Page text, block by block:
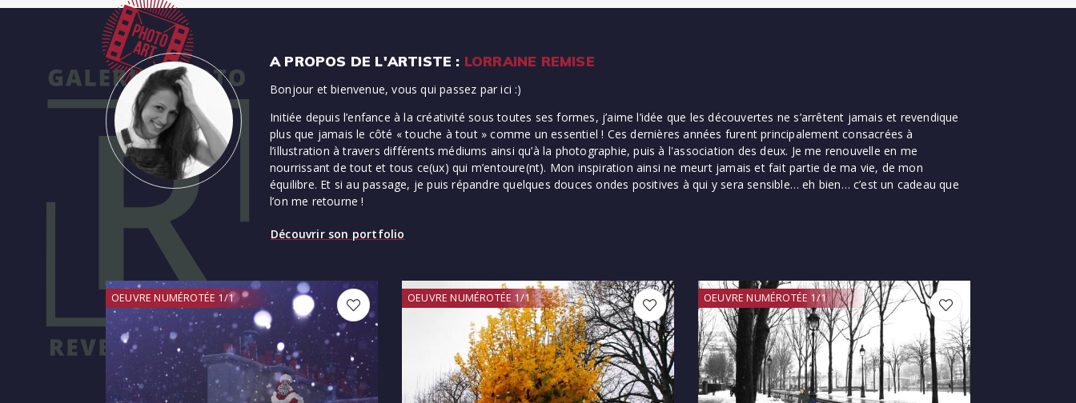
A PROPOS DE L'ARTISTE : LORRAINE REMISE
Bonjour et bienvenue, vous qui passez par ici :)
Initiée depuis l’enfance à la créativité sous toutes ses formes, j’aime l’idée que les découvertes ne s’arrêtent jamais et revendique
plus que jamais le côté « touche à tout » comme un essentiel ! Ces dernières années furent principalement consacrées à
l’illustration à travers différents médiums ainsi qu’à la photographie, puis à l'association des deux. Je me renouvelle en me
nourrissant de tout et tous ce(ux) qui m’entoure(nt). Mon inspiration ainsi ne meurt jamais et fait partie de ma vie, de mon
équilibre. Et si au passage, je puis répandre quelques douces ondes positives à qui y sera sensible… eh bien… c’est un cadeau que
l’on me retourne !
Découvrir son portfolio
OEUVRE NUMÉROTÉE 1/1 OEUVRE NUMÉROTÉE 1/1 OEUVRE NUMÉROTÉE 1/1